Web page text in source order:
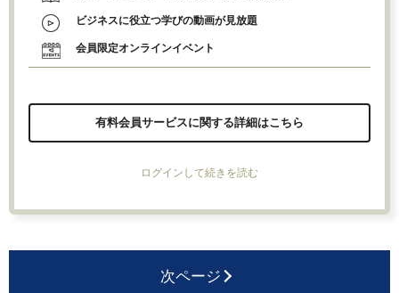
ビジネスに役立つ学びの動画が見放題
会員限定オンラインイベント
有料会員サービスに関する詳細はこちら
ログインして続きを読む
次ページ